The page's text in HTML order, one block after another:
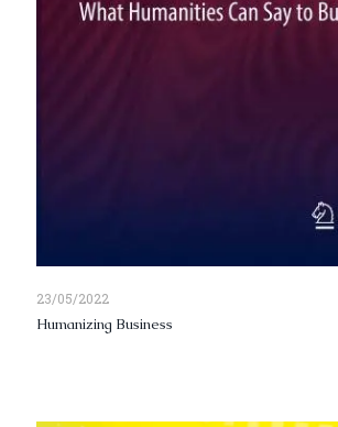
23/05/2022
Humanizing Business